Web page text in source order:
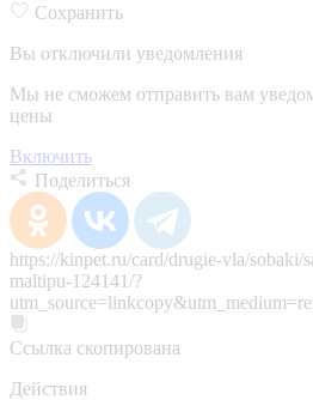
Сохранить
Вы отключили уведомления
Мы не сможем отправить вам
цены
Включить
Поделиться
https://kinpet.ru/card/drugie-vla/sobaki/
maltipu-124141/?
Ссылка скопирована
Действия